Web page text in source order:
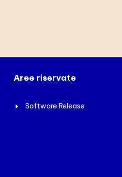
Aree riservate
Software Release